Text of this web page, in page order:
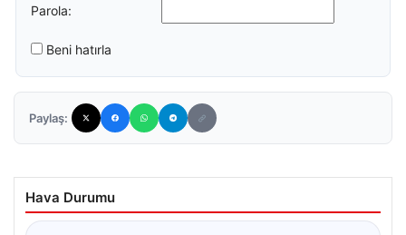
Parola:
Beni hatırla
Paylaş:
Hava Durumu